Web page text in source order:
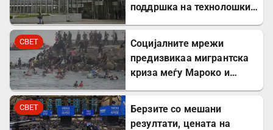
поддршка на технолошки
СВЕТ
Социјалните мрежи
предизвикаа мигрантска
криза меѓу Мароко и
СВЕТ
Берзите со мешани
резултати, цената на